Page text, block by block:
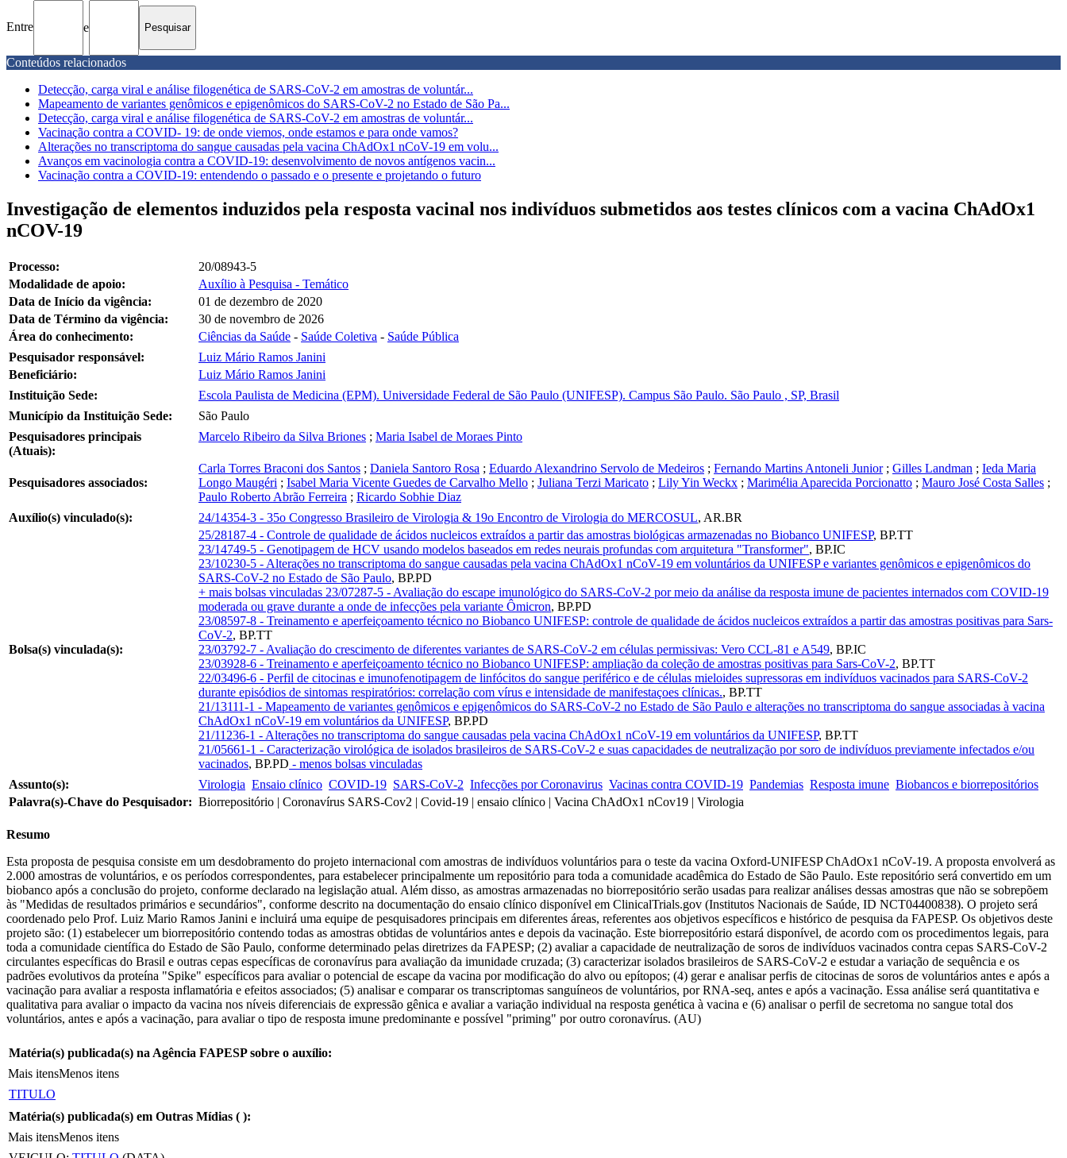
Entre e
Conteúdos relacionados
Detecção, carga viral e análise filogenética de SARS-CoV-2 em amostras de voluntár...
Mapeamento de variantes genômicos e epigenômicos do SARS-CoV-2 no Estado de São Pa...
Detecção, carga viral e análise filogenética de SARS-CoV-2 em amostras de voluntár...
Vacinação contra a COVID- 19: de onde viemos, onde estamos e para onde vamos?
Alterações no transcriptoma do sangue causadas pela vacina ChAdOx1 nCoV-19 em volu...
Avanços em vacinologia contra a COVID-19: desenvolvimento de novos antígenos vacin...
Vacinação contra a COVID-19: entendendo o passado e o presente e projetando o futuro
Investigação de elementos induzidos pela resposta vacinal nos indivíduos submetidos aos testes clínicos com a vacina ChAdOx1
nCOV-19
Processo:
20/08943-5
Modalidade de apoio:
Auxílio à Pesquisa - Temático
Data de Início da vigência:
01 de dezembro de 2020
Data de Término da vigência:
30 de novembro de 2026
Área do conhecimento:
Ciências da Saúde - Saúde Coletiva - Saúde Pública
Pesquisador responsável:
Luiz Mário Ramos Janini
Beneficiário:
Luiz Mário Ramos Janini
Instituição Sede:
Escola Paulista de Medicina (EPM). Universidade Federal de São Paulo (UNIFESP). Campus São Paulo. São Paulo , SP, Brasil
Município da Instituição Sede:
São Paulo
Pesquisadores principais
(Atuais):
Marcelo Ribeiro da Silva Briones ; Maria Isabel de Moraes Pinto
Pesquisadores associados:
Carla Torres Braconi dos Santos ; Daniela Santoro Rosa ; Eduardo Alexandrino Servolo de Medeiros ; Fernando Martins Antoneli Junior; Gilles Landman ; Ieda Maria
Longo Maugéri ; Isabel Maria Vicente Guedes de Carvalho Mello ; Juliana Terzi Maricato ; Lily Yin Weckx ; Marimélia Aparecida Porcionatto ; Mauro José Costa Salles ;
Paulo Roberto Abrão Ferreira ; Ricardo Sobhie Diaz
Auxílio(s) vinculado(s):
24/14354-3 - 35o Congresso Brasileiro de Virologia & 19o Encontro de Virologia do MERCOSUL, AR.BR
Bolsa(s) vinculada(s):
25/28187-4 - Controle de qualidade de ácidos nucleicos extraídos a partir das amostras biológicas armazenadas no Biobanco UNIFESP, BP.TT
23/14749-5 - Genotipagem de HCV usando modelos baseados em redes neurais profundas com arquitetura "Transformer", BP.IC
23/10230-5 - Alterações no transcriptoma do sangue causadas pela vacina ChAdOx1 nCoV-19 em voluntários da UNIFESP e variantes genômicos e epigenômicos do
SARS-CoV-2 no Estado de São Paulo, BP.PD
+ mais bolsas vinculadas 23/07287-5 - Avaliação do escape imunológico do SARS-CoV-2 por meio da análise da resposta imune de pacientes internados com COVID-19
moderada ou grave durante a onde de infecções pela variante Ômicron, BP.PD
23/08597-8 - Treinamento e aperfeiçoamento técnico no Biobanco UNIFESP: controle de qualidade de ácidos nucleicos extraídos a partir das amostras positivas para Sars-
CoV-2, BP.TT
23/03792-7 - Avaliação do crescimento de diferentes variantes de SARS-CoV-2 em células permissivas: Vero CCL-81 e A549, BP.IC
23/03928-6 - Treinamento e aperfeiçoamento técnico no Biobanco UNIFESP: ampliação da coleção de amostras positivas para Sars-CoV-2, BP.TT
22/03496-6 - Perfil de citocinas e imunofenotipagem de linfócitos do sangue periférico e de células mieloides supressoras em indivíduos vacinados para SARS-CoV-2
durante episódios de sintomas respiratórios: correlação com vírus e intensidade de manifestaçoes clínicas., BP.TT
21/13111-1 - Mapeamento de variantes genômicos e epigenômicos do SARS-CoV-2 no Estado de São Paulo e alterações no transcriptoma do sangue associadas à vacina
ChAdOx1 nCoV-19 em voluntários da UNIFESP, BP.PD
21/11236-1 - Alterações no transcriptoma do sangue causadas pela vacina ChAdOx1 nCoV-19 em voluntários da UNIFESP, BP.TT
21/05661-1 - Caracterização virológica de isolados brasileiros de SARS-CoV-2 e suas capacidades de neutralização por soro de indivíduos previamente infectados e/ou
vacinados, BP.PD - menos bolsas vinculadas
Assunto(s):
Virologia Ensaio clínico COVID-19 SARS-CoV-2 Infecções por Coronavirus Vacinas contra COVID-19 Pandemias Resposta imune Biobancos e biorrepositórios
Palavra(s)-Chave do Pesquisador: Biorrepositório | Coronavírus SARS-Cov2 | Covid-19 | ensaio clínico | Vacina ChAdOx1 nCov19 | Virologia
Resumo
Esta proposta de pesquisa consiste em um desdobramento do projeto internacional com amostras de indivíduos voluntários para o teste da vacina Oxford-UNIFESP ChAdOx1 nCoV-19. A proposta envolverá as
2.000 amostras de voluntários, e os períodos correspondentes, para estabelecer principalmente um repositório para toda a comunidade acadêmica do Estado de São Paulo. Este repositório será convertido em um
biobanco após a conclusão do projeto, conforme declarado na legislação atual. Além disso, as amostras armazenadas no biorrepositório serão usadas para realizar análises dessas amostras que não se sobrepõem
às "Medidas de resultados primários e secundários", conforme descrito na documentação do ensaio clínico disponível em ClinicalTrials.gov (Institutos Nacionais de Saúde, ID NCT04400838). O projeto será
coordenado pelo Prof. Luiz Mario Ramos Janini e incluirá uma equipe de pesquisadores principais em diferentes áreas, referentes aos objetivos específicos e histórico de pesquisa da FAPESP. Os objetivos deste
projeto são: (1) estabelecer um biorrepositório contendo todas as amostras obtidas de voluntários antes e depois da vacinação. Este biorrepositório estará disponível, de acordo com os procedimentos legais, para
toda a comunidade científica do Estado de São Paulo, conforme determinado pelas diretrizes da FAPESP; (2) avaliar a capacidade de neutralização de soros de indivíduos vacinados contra cepas SARS-CoV-2
circulantes específicas do Brasil e outras cepas específicas de coronavírus para avaliação da imunidade cruzada; (3) caracterizar isolados brasileiros de SARS-CoV-2 e estudar a variação de sequência e os
padrões evolutivos da proteína "Spike" específicos para avaliar o potencial de escape da vacina por modificação do alvo ou epítopos; (4) gerar e analisar perfis de citocinas de soros de voluntários antes e após a
vacinação para avaliar a resposta inflamatória e efeitos associados; (5) analisar e comparar os transcriptomas sanguíneos de voluntários, por RNA-seq, antes e após a vacinação. Essa análise será quantitativa e
qualitativa para avaliar o impacto da vacina nos níveis diferenciais de expressão gênica e avaliar a variação individual na resposta genética à vacina e (6) analisar o perfil de secretoma no sangue total dos
voluntários, antes e após a vacinação, para avaliar o tipo de resposta imune predominante e possível "priming" por outro coronavírus. (AU)
Matéria(s) publicada(s) na Agência FAPESP sobre o auxílio:
Mais itensMenos itens
TITULO
Matéria(s) publicada(s) em Outras Mídias ( ):
Mais itensMenos itens